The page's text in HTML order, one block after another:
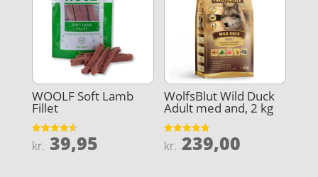
WOOLF Soft Lamb
Fillet
Vurderet
4.6
kr. 39,95
WolfsBlut Wild Duck
Adult med and, 2 kg
Vurderet
4.8
kr. 239,00